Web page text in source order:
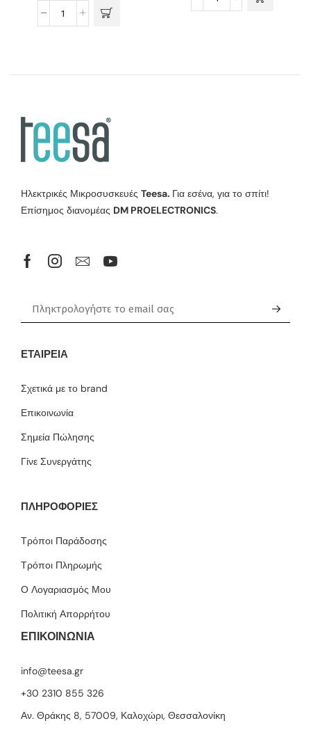
Ηλεκτρικές Μικροσυσκευές Teesa. Για εσένα, για το σπίτι!
Επίσημος διανομέας DM PROELECTRONICS.
ΕΤΑΙΡΕΊΑ
Σχετικά με το brand
Επικοινωνία
Σημεία Πώλησης
Γίνε Συνεργάτης
ΠΛΗΡΟΦΟΡΙΕΣ
Τρόποι Παράδοσης
Τρόποι Πληρωμής
Ο Λογαριασμός Μου
Πολιτική Απορρήτου
ΕΠΙΚΟΙΝΩΝΙΑ
info@teesa.gr
+30 2310 855 326
Αν. Θράκης 8, 57009, Καλοχώρι, Θεσσαλονίκη